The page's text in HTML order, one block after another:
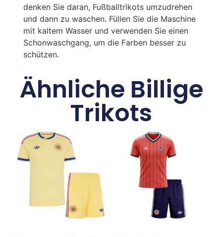
denken Sie daran, Fußballtrikots umzudrehen
und dann zu waschen. Füllen Sie die Maschine
mit kaltem Wasser und verwenden Sie einen
Schonwaschgang, um die Farben besser zu
schützen.
Ähnliche Billige
Trikots